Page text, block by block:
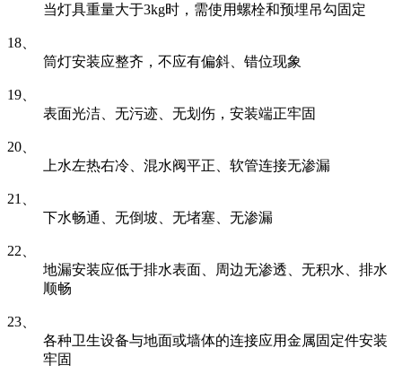
当灯具重量大于3kg时，需使用螺栓和预埋吊勾固定
18、
筒灯安装应整齐，不应有偏斜、错位现象
19、
表面光洁、无污迹、无划伤，安装端正牢固
20、
上水左热右冷、混水阀平正、软管连接无渗漏
21、
下水畅通、无倒坡、无堵塞、无渗漏
22、
地漏安装应低于排水表面、周边无渗透、无积水、排水
顺畅
23、
各种卫生设备与地面或墙体的连接应用金属固定件安装
牢固